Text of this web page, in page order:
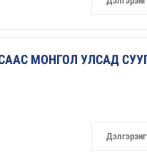
МОНГОЛ УЛСАД